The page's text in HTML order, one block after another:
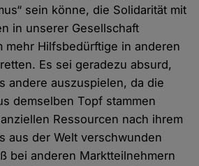
sein könne, die Solidarität mit
in unserer Gesellschaft
mehr Hilfsbedürftige in anderen
Es sei geradezu absurd,
andere auszuspielen, da die
demselben Topf stammen
Ressourcen nach ihrem
aus der Welt verschwunden
bei anderen Marktteilnehmern